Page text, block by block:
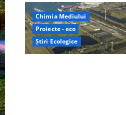
condusă
de
PNNL
arată
că
sublimarea
Li2O
amestecată
Chimia Mediului
Proiecte - eco
Știri Ecologice